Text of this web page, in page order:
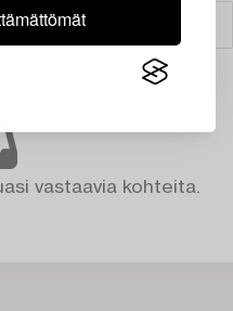
vastaavia kohteita.